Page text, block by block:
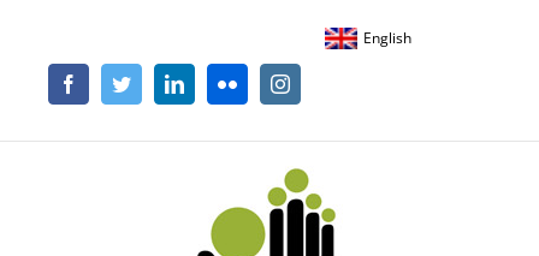
contenu
English
FacebookTwitterLinkedInFlickr Instagram